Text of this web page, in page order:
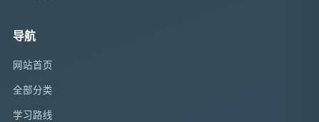
导航
网站首页
全部分类
学习路线